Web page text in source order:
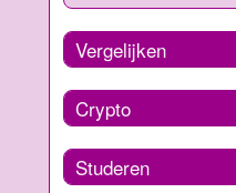
Vergelijken
Crypto
Studeren